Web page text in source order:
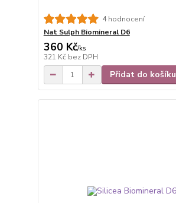
4 hodnocení
Nat Sulph Biomineral D6
360 Kč/ks
321 Kč bez DPH
Přidat do košíku